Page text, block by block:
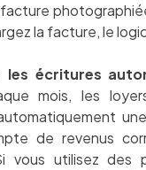
facture
la facture, le
les écritures
mois, les
de revenus
vous utilisez des